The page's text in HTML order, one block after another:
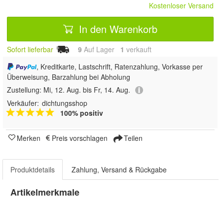
Kostenloser Versand
In den Warenkorb
Sofort lieferbar 9 Auf Lager 1 verkauft
, Kreditkarte, Lastschrift, Ratenzahlung, Vorkasse per
Überweisung, Barzahlung bei Abholung
Zustellung: Mi, 12. Aug. bis Fr, 14. Aug.
Verkäufer: dichtungsshop
100% positiv
Merken Preis vorschlagen Teilen
Produktdetails Zahlung, Versand & Rückgabe
Artikelmerkmale